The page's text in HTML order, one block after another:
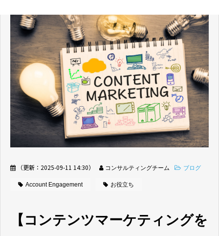
（更新： 2025-09-11 14:30） コンサルティングチーム ブログ
Account Engagement お役立ち
【コンテンツマーケティングを